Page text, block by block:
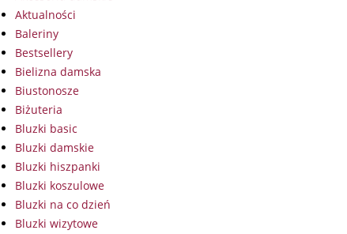
Aktualności
Baleriny
Bestsellery
Bielizna damska
Biustonosze
Biżuteria
Bluzki basic
Bluzki damskie
Bluzki hiszpanki
Bluzki koszulowe
Bluzki na co dzień
Bluzki wizytowe